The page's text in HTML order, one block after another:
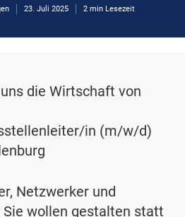
23. Juli 2025 2 min Lesezeit
die Wirtschaft von
in (m/w/d)
Netzwerker und
Sie wollen gestalten statt